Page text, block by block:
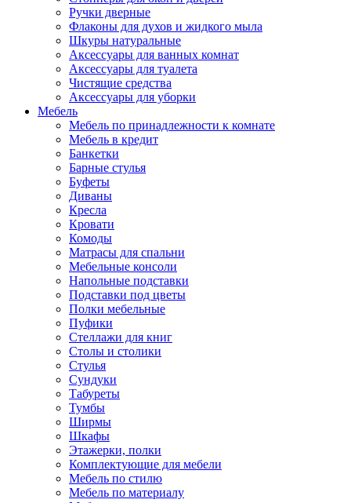
Ручки дверные
Флаконы для духов и жидкого мыла
Шкуры натуральные
Аксессуары для ванных комнат
Аксессуары для туалета
Чистящие средства
Аксессуары для уборки
Мебель
Мебель по принадлежности к комнате
Мебель в кредит
Банкетки
Барные стулья
Буфеты
Диваны
Кресла
Кровати
Комоды
Матрасы для спальни
Мебельные консоли
Напольные подставки
Подставки под цветы
Полки мебельные
Пуфики
Стеллажи для книг
Столы и столики
Стулья
Сундуки
Табуреты
Тумбы
Ширмы
Шкафы
Этажерки, полки
Комплектующие для мебели
Мебель по стилю
Мебель по материалу